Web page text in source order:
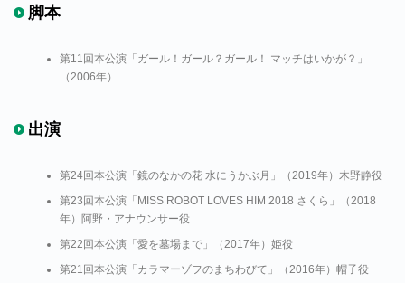
脚本
第11回本公演「ガール！ガール？ガール！ マッチはいかが？」
（2006年）
出演
第24回本公演「鏡のなかの花 水にうかぶ月」（2019年）木野静役
第23回本公演「MISS ROBOT LOVES HIM 2018 さくら」（2018
年）阿野・アナウンサー役
第22回本公演「愛を墓場まで」（2017年）姫役
第21回本公演「カラマーゾフのまちわびて」（2016年）帽子役